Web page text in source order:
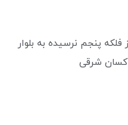
پنجم نرسیده به بلوار
شرقی